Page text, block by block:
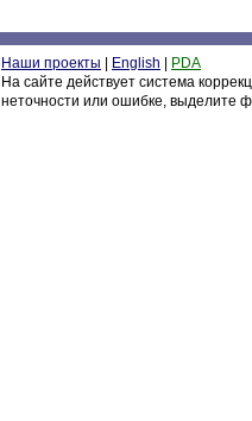
Наши проекты English
PDA
На сайте действует система
неточности или ошибке, выделите